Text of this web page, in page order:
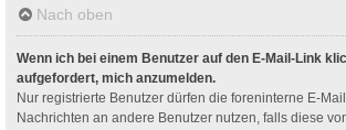
Nach oben
Wenn ich bei einem Benutzer auf den E-Mail-Link
aufgefordert, mich anzumelden.
Nur registrierte Benutzer dürfen die foreninterne E-
Nachrichten an andere Benutzer nutzen, falls diese